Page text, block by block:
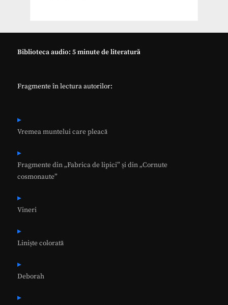
Biblioteca audio: 5 minute de literatură
Fragmente în lectura autorilor:
Vremea muntelui care pleacă
Fragmente din „Fabrica de lipici” și din „Cornute
cosmonaute”
Vineri
Liniște colorată
Deborah